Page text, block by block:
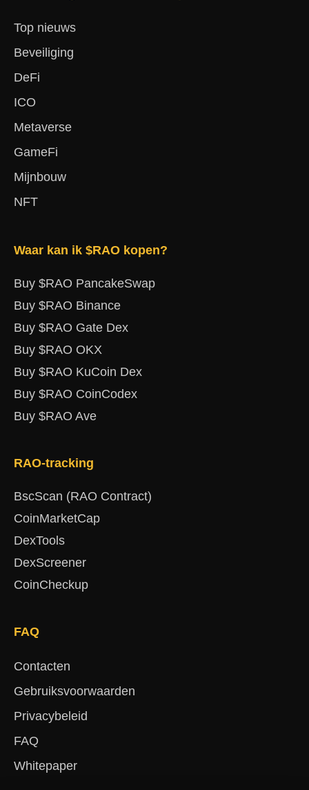
Top nieuws
Beveiliging
DeFi
ICO
Metaverse
GameFi
Mijnbouw
NFT
Waar kan ik $RAO kopen?
Buy $RAO PancakeSwap
Buy $RAO Binance
Buy $RAO Gate Dex
Buy $RAO OKX
Buy $RAO KuCoin Dex
Buy $RAO CoinCodex
Buy $RAO Ave
RAO-tracking
BscScan (RAO Contract)
CoinMarketCap
DexTools
DexScreener
CoinCheckup
FAQ
Contacten
Gebruiksvoorwaarden
Privacybeleid
FAQ
Whitepaper